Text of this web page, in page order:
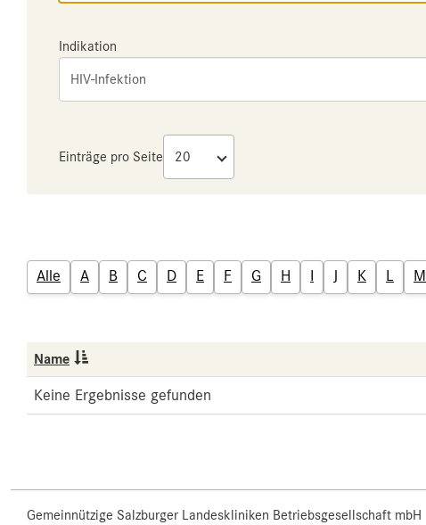
Indikation
HIV-Infektion
Einträge pro Seite
Alle A B C D E F G H I J K L M
Name
Keine Ergebnisse gefunden
Gemeinnützige Salzburger Landeskliniken Betriebsgesellschaft mbH